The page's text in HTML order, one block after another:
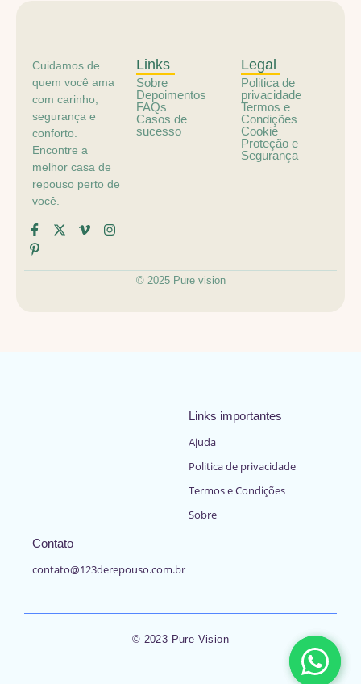
Cuidamos de
quem você ama
com carinho,
segurança e
conforto.
Encontre a
melhor casa de
repouso perto de
você.
Links
Sobre
Depoimentos
FAQs
Casos de
sucesso
Legal
Politica de
privacidade
Termos e
Condições
Cookie
Proteção e
Segurança
© 2025 Pure vision
Links importantes
Ajuda
Politica de privacidade
Termos e Condições
Sobre
Contato
contato@123derepouso.com.br
© 2023 Pure Vision